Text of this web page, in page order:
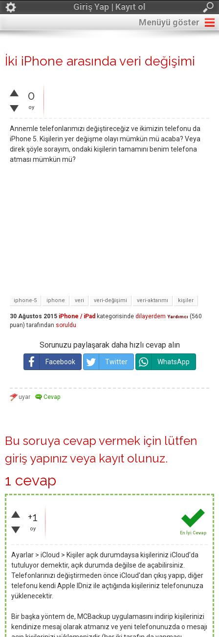
Giriş Yap | Kayıt ol
Menüyü göster
İki iPhone arasında veri değişimi
0
oy
Annemle telefonlarımızı değiştireceğiz ve ikimizin telefonu da
iPhone 5. Kişilerin yer değişme olayı mümkün mü acaba? Veya
direk şöyle sorayım, ondaki kişilerin tamamını benim telefona
atması mümkün mü?
iphone-5 iphone veri veri-değişimi veri-aktarımı kişiler
30 Ağustos 2015 iPhone / iPad kategorisinde dilayerdem Yardımcı (560
puan) tarafından soruldu
Sorunuzu paylaşarak daha hızlı cevap alın
Facebook Twitter WhatsApp
Bu soruya cevap vermek için lütfen
giriş yapınız veya kayıt olunuz.
1 cevap
+1
oy
En İyi Cevap
Ayarlar > iCloud > Kişiler açık durumdaysa kişileriniz iCloud'da
tutuluyor demektir, açık durumda değilse de açabilirsiniz.
Telefonlarınızı değiştirmeden önce iCloud'dan çıkış yapıp, diğer
telefonu kendi Apple IDniz ile açtığında kişileriniz telefonunuza
yüklenecektir.
Bir başka yöntem de, MCBackup uygulamasını indirip kişilerinizi
kendinize mesaj olarak atmanız ve yeni telefonunuzda o mesajı